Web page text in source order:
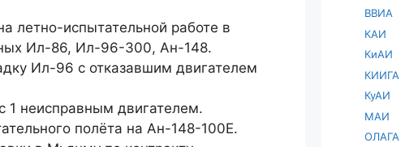
летно-испытательной работе в
Ил-86, Ил-96-300, Ан-148.
Ил-96 с отказавшим двигателем
неисправным двигателем.
полёта на Ан-148-100Е.
ВВИА
КАИ
КиАИ
КИИГА
КуАИ
МАИ
ОЛАГА